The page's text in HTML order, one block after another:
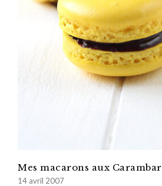
Mes macarons aux Carambar
14 avril 2007